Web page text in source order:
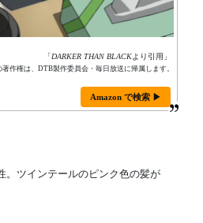
「DARKER THAN BLACKより引用」
著作権は、DTB製作委員会・毎日放送に帰属します。
Amazon で検索 ▶
。ツインテールのピンク色の髪が